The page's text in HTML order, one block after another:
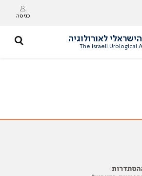
כניסה
לאורולוגיה
The Israeli Urological